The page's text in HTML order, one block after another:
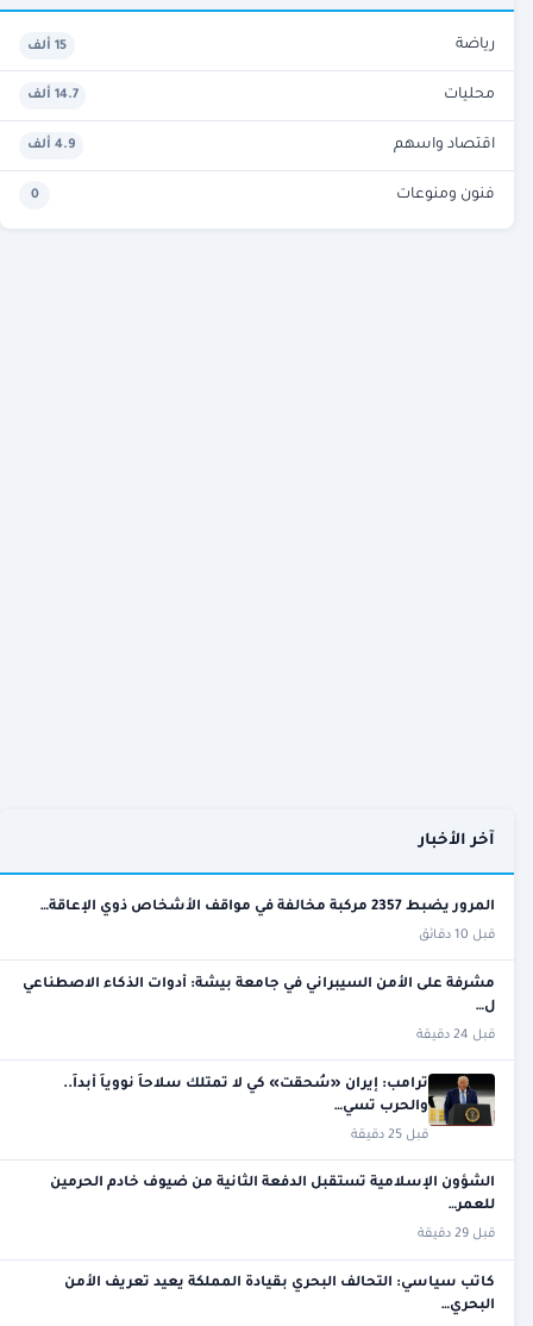
رياضة 15 ألف
محليات 14.7 ألف
اقتصاد واسهم 4.9 ألف
فنون ومنوعات 0
آخر الأخبار
المرور يضبط 2357 مركبة مخالفة في مواقف الأشخاص ذوي الإعاقة…
قبل 10 دقائق
مشرفة على الأمن السيبراني في جامعة بيشة: أدوات الذكاء الاصطناعي
ل…
قبل 24 دقيقة
ترامب: إيران «سُحقت» كي لا تمتلك سلاحاً نووياً أبداً..
والحرب تسي…
قبل 25 دقيقة
الشؤون الإسلامية تستقبل الدفعة الثانية من ضيوف خادم الحرمين
للعمر…
قبل 29 دقيقة
كاتب سياسي: التحالف البحري بقيادة المملكة يعيد تعريف الأمن
البحري…